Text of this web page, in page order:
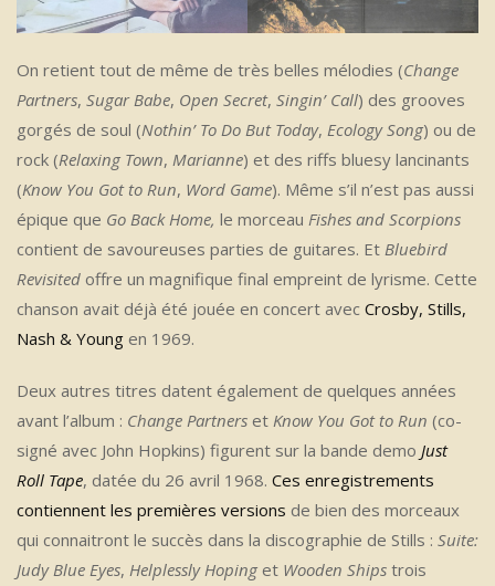
On retient tout de même de très belles mélodies (Change
Partners, Sugar Babe, Open Secret, Singin’ Call) des grooves
gorgés de soul (Nothin’ To Do But Today, Ecology Song) ou de
rock (Relaxing Town, Marianne) et des riffs bluesy lancinants
(Know You Got to Run, Word Game). Même s’il n’est pas aussi
épique que Go Back Home, le morceau Fishes and Scorpions
contient de savoureuses parties de guitares. Et Bluebird
Revisited offre un magnifique final empreint de lyrisme. Cette
chanson avait déjà été jouée en concert avec Crosby, Stills,
Nash & Young en 1969.
Deux autres titres datent également de quelques années
avant l’album : Change Partners et Know You Got to Run (co-
signé avec John Hopkins) figurent sur la bande demo Just
Roll Tape, datée du 26 avril 1968. Ces enregistrements
contiennent les premières versions de bien des morceaux
qui connaitront le succès dans la discographie de Stills : Suite:
Judy Blue Eyes, Helplessly Hoping et Wooden Ships trois